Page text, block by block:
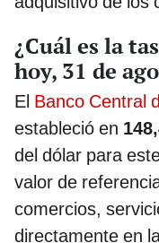
¿Cuál es la
hoy, 31 de
El Banco Central
estableció en
del dólar para
valor de
comercios,
directamente en